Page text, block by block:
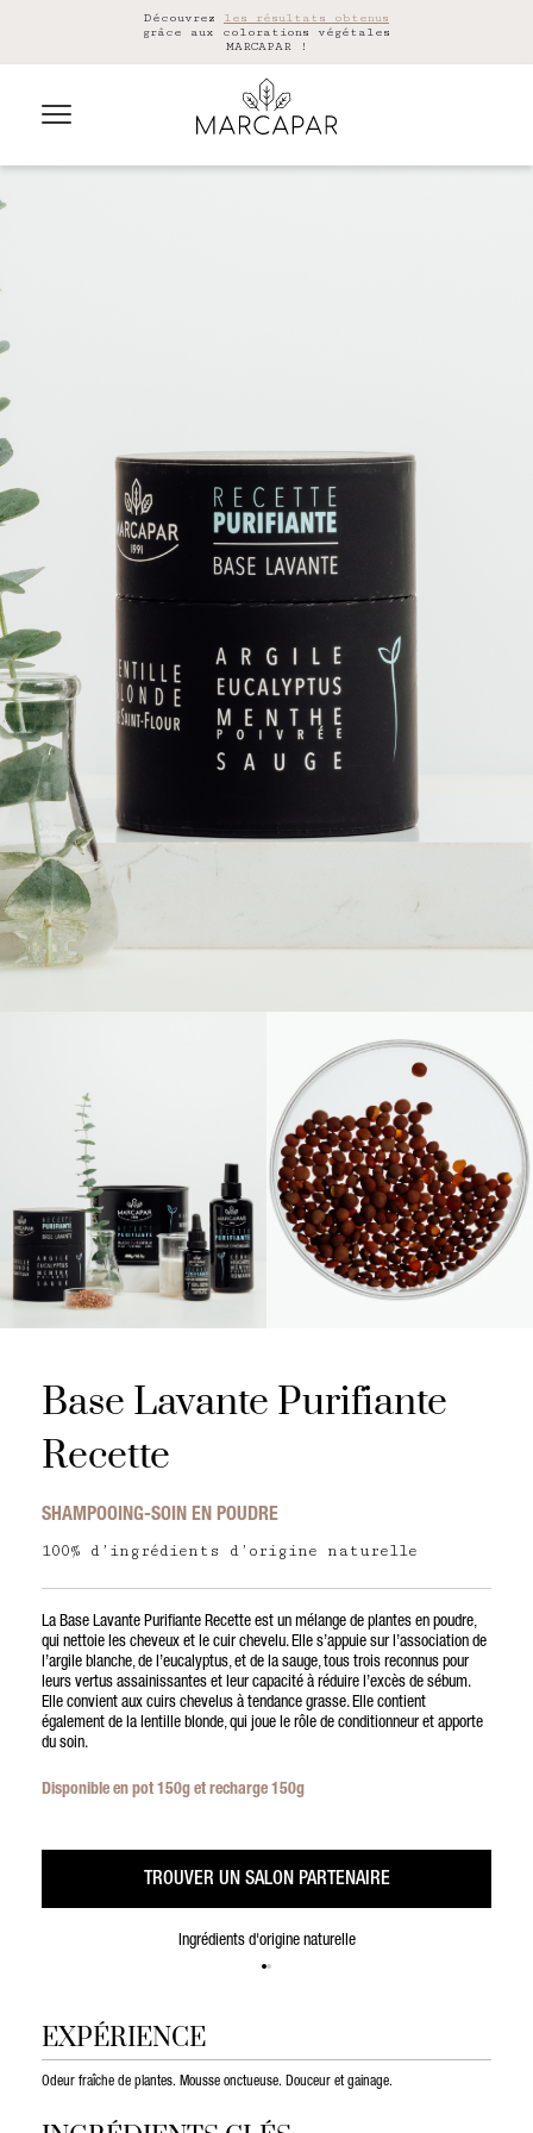
Découvrez les résultats obtenus
grâce aux colorations végétales
MARCAPAR !
Base Lavante Purifiante
Recette
SHAMPOOING-SOIN EN POUDRE
100% d’ingrédients d’origine naturelle
La Base Lavante Purifiante Recette est un mélange de plantes en poudre,
qui nettoie les cheveux et le cuir chevelu. Elle s’appuie sur l’association de
l’argile blanche, de l’eucalyptus, et de la sauge, tous trois reconnus pour
leurs vertus assainissantes et leur capacité à réduire l’excès de sébum.
Elle convient aux cuirs chevelus à tendance grasse. Elle contient
également de la lentille blonde, qui joue le rôle de conditionneur et apporte
du soin.
Disponible en pot 150g et recharge 150g
TROUVER UN SALON PARTENAIRE
Ingrédients d'origine naturelle
EXPÉRIENCE
Odeur fraîche de plantes. Mousse onctueuse. Douceur et gainage.